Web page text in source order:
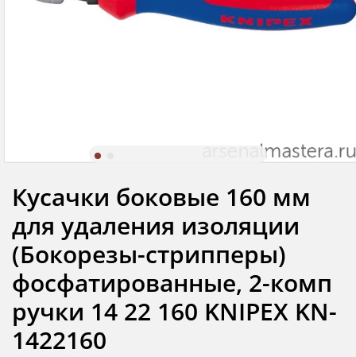
Кусачки боковые 160 мм
для удаления изоляции
(Бокорезы-стрипперы)
фосфатированные, 2-комп
ручки 14 22 160 KNIPEX KN-
1422160